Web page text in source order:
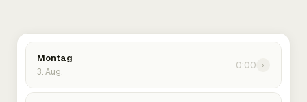
Montag
3. Aug.
0:00 ›